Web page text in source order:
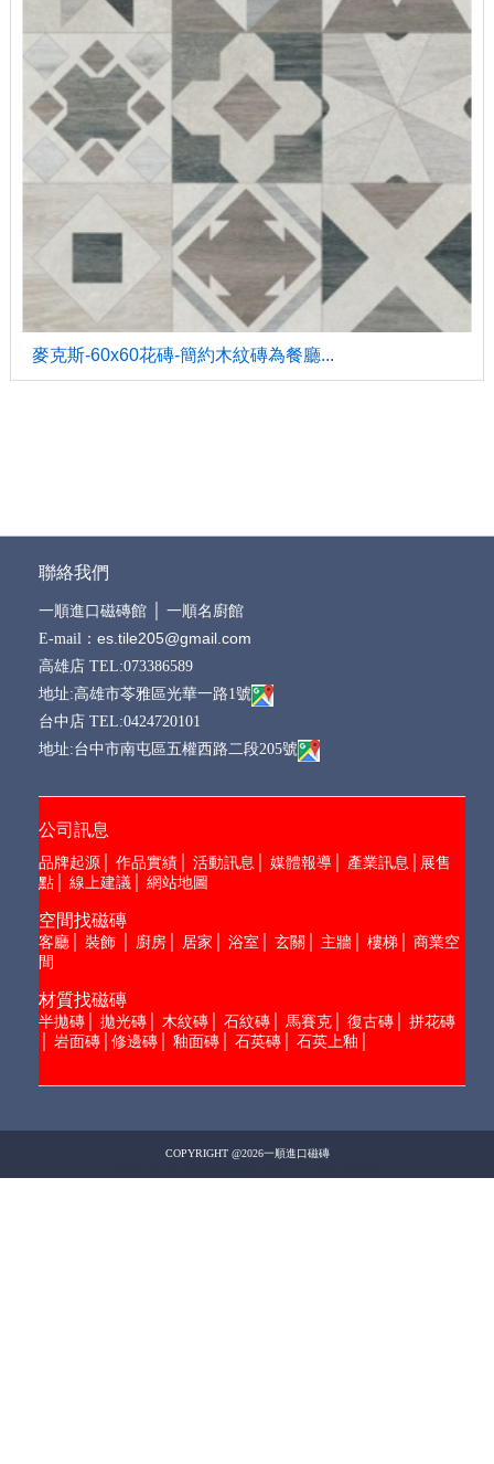
麥克斯-60x60花磚-簡約木紋磚為餐廳...
聯絡我們
一順進口磁磚館│ 一順名廚館
E-mail： es.tile205@gmail.com
高雄店 TEL:073386589
地址:高雄市苓雅區光華一路1號
台中店 TEL:0424720101
地址:台中市南屯區五權西路二段205號
公司訊息
品牌起源│ 作品實績│ 活動訊息 媒體報導│ 產業訊息
展售
點│ 線上建議│ 網站地圖
空間找磁磚
客廳│ 裝飾│ 廚房│ 居家 浴室 玄關 主牆│ 樓梯│ 商業空
間
材質找磁磚
半拋磚│ 拋光磚│ 木紋磚│ 石紋磚│ 馬賽克│ 復古磚│ 拼花磚
岩面磚│ 修邊磚│ 釉面磚│ 石英磚│ 石英上釉
COPYRIGHT @2026一順進口磁磚